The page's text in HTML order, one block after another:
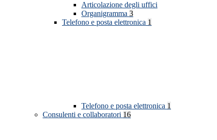
Articolazione degli uffici
Organigramma 3
Telefono e posta elettronica 1
Telefono e posta elettronica 1
Consulenti e collaboratori 16